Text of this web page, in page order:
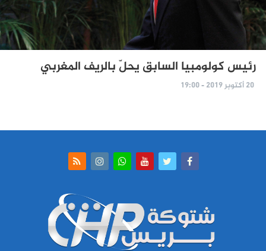
رئيس كولومبيا السابق يحلّ بالريف المغربي
20 أكتوبر 2019 - 19:00